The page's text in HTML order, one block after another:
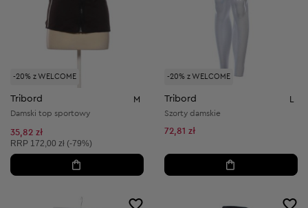
-20% z WELCOME
Tribord M
Damski top sportowy
35,82 zł
Cena sugerowana:
RRP 172,00 zł (-79%)
-20% z WELCOME
Tribord
Szorty damskie
72,81 zł